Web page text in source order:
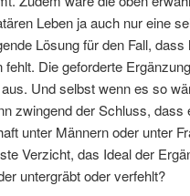
Leben ja auch nur eine
Lösung für den Fall,
fehlt. Die geforderte
Und selbst wenn es so
zwingend der Schluss, dass
unter Männern oder unter
Verzicht, das Ideal der
untergräbt oder verfehlt?